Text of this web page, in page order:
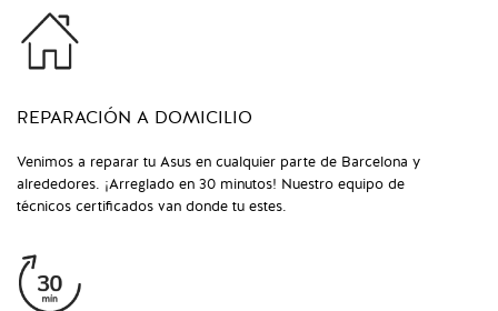
REPARACIÓN A DOMICILIO
Venimos a reparar tu Asus en cualquier parte de Barcelona y
alrededores. ¡Arreglado en 30 minutos! Nuestro equipo de
técnicos certificados van donde tu estes.